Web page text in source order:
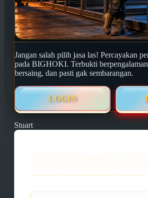
Jangan salah pilih jasa las! Percayakan
pada BIGHOKI. Terbukti
bersaing, dan pasti gak sembarangan.
LOGIN
Stuart